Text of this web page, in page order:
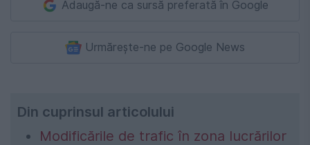
Adaugă-ne ca sursă preferată în Google
Urmărește-ne pe Google News
Din cuprinsul articolului
Modificările de trafic în zona lucrărilor